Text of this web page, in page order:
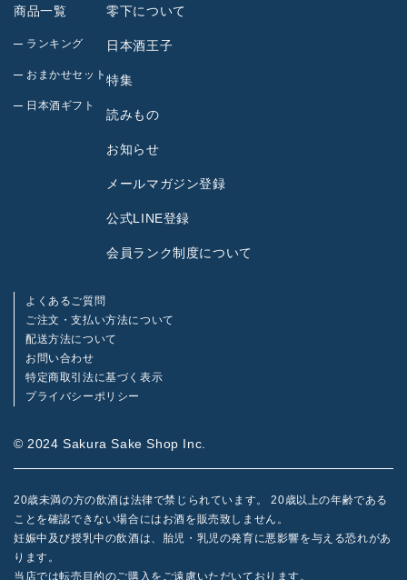
商品一覧
ランキング
おまかせセット
日本酒ギフト
零下について
日本酒王子
特集
読みもの
お知らせ
メールマガジン登録
公式LINE登録
会員ランク制度について
よくあるご質問
ご注文・支払い方法について
配送方法について
お問い合わせ
特定商取引法に基づく表示
プライバシーポリシー
© 2024 Sakura Sake Shop Inc.
20歳未満の方の飲酒は法律で禁じられています。 20歳以上の年齢である
ことを確認できない場合にはお酒を販売致しません。
妊娠中及び授乳中の飲酒は、胎児・乳児の発育に悪影響を与える恐れがあ
ります。
当店では転売目的のご購入をご遠慮いただいております。